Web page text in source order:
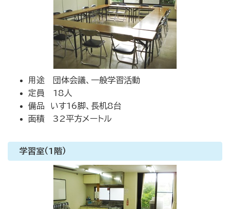
用途 団体会議、一般学習活動
定員 18人
備品 いす16脚、長机8台
面積 32平方メートル
学習室（1階）